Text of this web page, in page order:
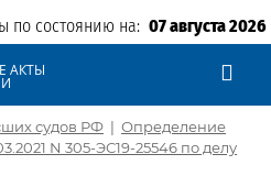
по состоянию на: 07 августа 2026
АКТЫ
судов РФ | Определение
N 305-ЭС19-25546 по делу